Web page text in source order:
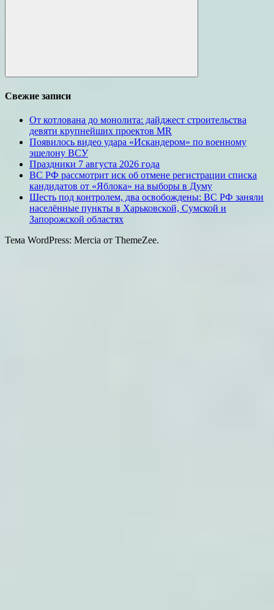
Поиск
Свежие записи
От котлована до монолита: дайджест строительства
девяти крупнейших проектов MR
Появилось видео удара «Искандером» по военному
эшелону ВСУ
Праздники 7 августа 2026 года
ВС РФ рассмотрит иск об отмене регистрации списка
кандидатов от «Яблока» на выборы в Думу
Шесть под контролем, два освобождены: ВС РФ заняли
населённые пункты в Харьковской, Сумской и
Запорожской областях
Тема WordPress: Mercia от ThemeZee.